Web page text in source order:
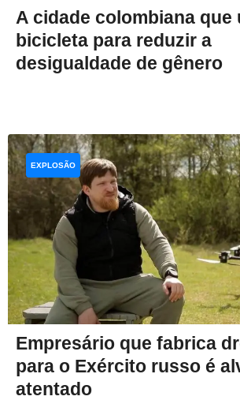
A cidade colombiana que
bicicleta para reduzir a
desigualdade de gênero
Empresário que fabrica
para o Exército russo é
atentado
EXPLOSÃO